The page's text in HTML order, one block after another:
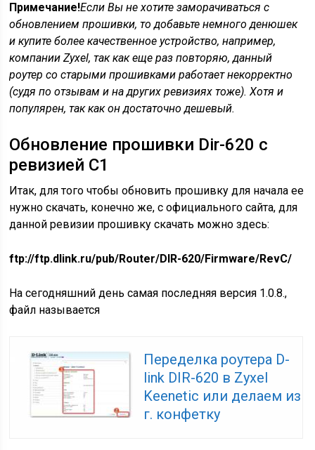
Примечание!Если Вы не хотите заморачиваться с
обновлением прошивки, то добавьте немного денюшек
и купите более качественное устройство, например,
компании Zyxel, так как еще раз повторяю, данный
роутер со старыми прошивками работает некорректно
(судя по отзывам и на других ревизиях тоже). Хотя и
популярен, так как он достаточно дешевый.
Обновление прошивки Dir-620 с
ревизией C1
Итак, для того чтобы обновить прошивку для начала ее
нужно скачать, конечно же, с официального сайта, для
данной ревизии прошивку скачать можно здесь:
ftp://ftp.dlink.ru/pub/Router/DIR-620/Firmware/RevC/
На сегодняшний день самая последняя версия 1.0.8.,
файл называется
Переделка роутера D-
link DIR-620 в Zyxel
Keenetic или делаем из
г. конфетку